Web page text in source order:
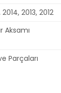
2014, 2013, 2012
Aksamı
Parçaları